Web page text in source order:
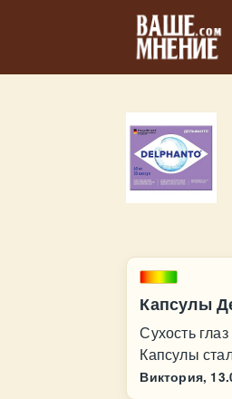
Капсулы
Сухость
Капсулы
Виктория,